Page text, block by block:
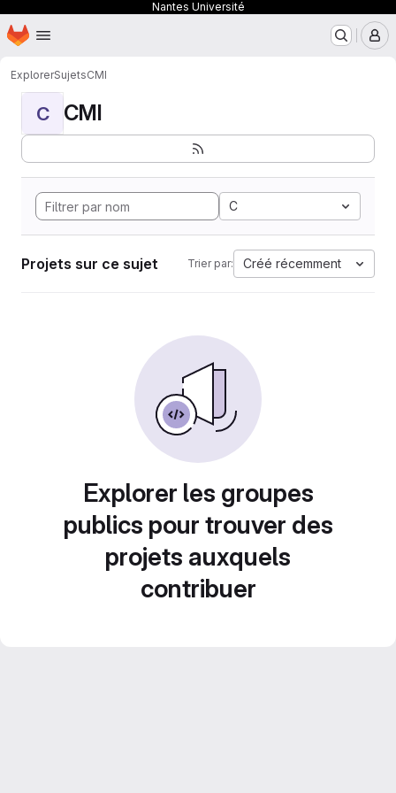
Nantes Université
Passer au contenu principal
Page d'accueil
ExplorerSujetsCMI
C CMI
C
Projets sur ce sujet Trier par: Créé récemment
Explorer les groupes
publics pour trouver des
projets auxquels
contribuer